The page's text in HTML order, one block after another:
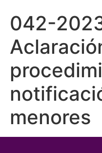
042-
menores